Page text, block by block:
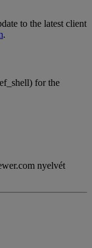
to the latest client
.
for the
nyelvét